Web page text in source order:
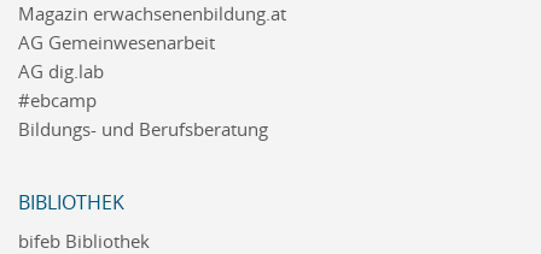
Magazin erwachsenenbildung.at
AG Gemeinwesenarbeit
AG dig.lab
#ebcamp
Bildungs- und Berufsberatung
BIBLIOTHEK
bifeb Bibliothek